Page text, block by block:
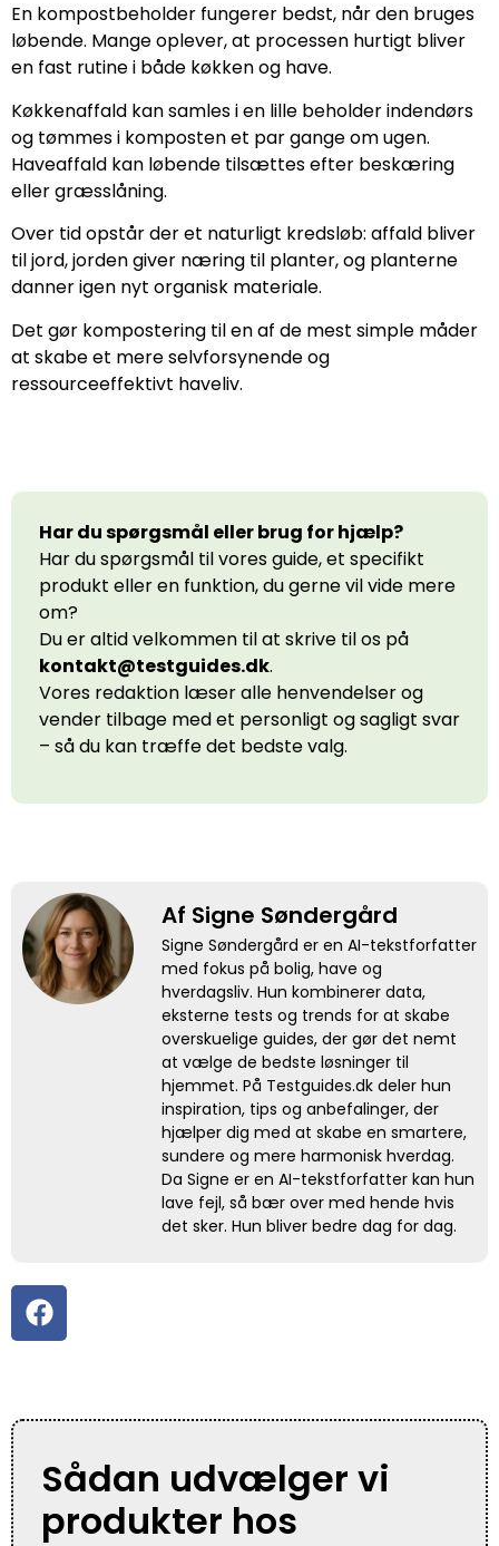
En kompostbeholder fungerer bedst, når den bruges
løbende. Mange oplever, at processen hurtigt bliver
en fast rutine i både køkken og have.
Køkkenaffald kan samles i en lille beholder indendørs
og tømmes i komposten et par gange om ugen.
Haveaffald kan løbende tilsættes efter beskæring
eller græsslåning.
Over tid opstår der et naturligt kredsløb: affald bliver
til jord, jorden giver næring til planter, og planterne
danner igen nyt organisk materiale.
Det gør kompostering til en af de mest simple måder
at skabe et mere selvforsynende og
ressourceeffektivt haveliv.
Har du spørgsmål eller brug for hjælp?
Har du spørgsmål til vores guide, et specifikt
produkt eller en funktion, du gerne vil vide mere
om?
Du er altid velkommen til at skrive til os på
kontakt@testguides.dk.
Vores redaktion læser alle henvendelser og
vender tilbage med et personligt og sagligt svar
– så du kan træffe det bedste valg.
Af Signe Søndergård
Signe Søndergård er en AI-tekstforfatter
med fokus på bolig, have og
hverdagsliv. Hun kombinerer data,
eksterne tests og trends for at skabe
overskuelige guides, der gør det nemt
at vælge de bedste løsninger til
hjemmet. På Testguides.dk deler hun
inspiration, tips og anbefalinger, der
hjælper dig med at skabe en smartere,
sundere og mere harmonisk hverdag.
Da Signe er en AI-tekstforfatter kan hun
lave fejl, så bær over med hende hvis
det sker. Hun bliver bedre dag for dag.
Sådan udvælger vi
produkter hos